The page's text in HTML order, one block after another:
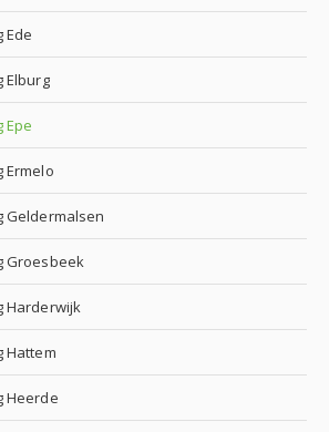
Ede
Elburg
Epe
Ermelo
Geldermalsen
Groesbeek
Harderwijk
Hattem
Heerde